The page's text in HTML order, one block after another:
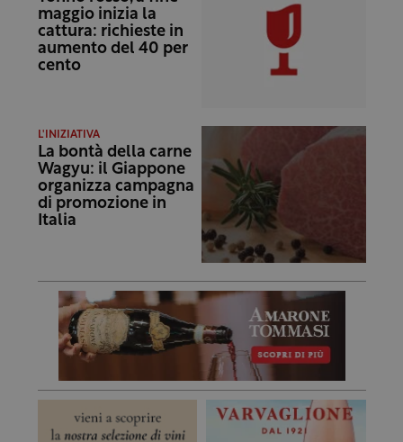
maggio inizia la
cattura: richieste in
aumento del 40 per
cento
L'INIZIATIVA
La bontà della carne
Wagyu: il Giappone
organizza campagna
di promozione in
Italia